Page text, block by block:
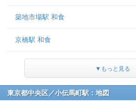
築地市場駅 和食
京橋駅 和食
▼もっと見る
東京都中央区／小伝馬町駅：地図